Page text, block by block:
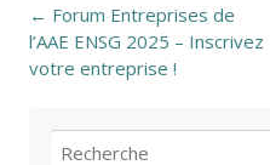
Post navigation
← Forum Entreprises de
l’AAE ENSG 2025 – Inscrivez
votre entreprise !
Recherche pour: